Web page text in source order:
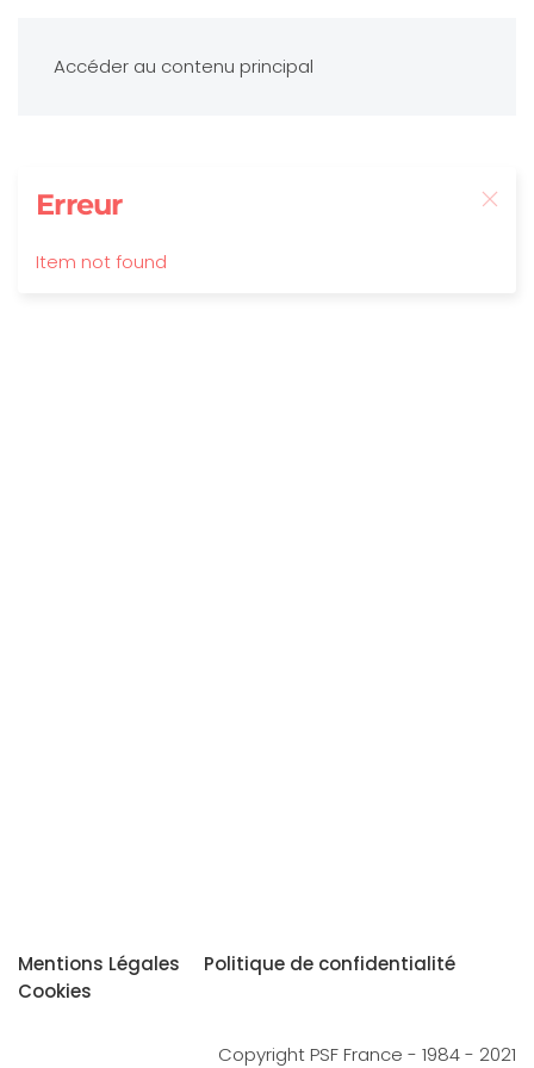
Accéder au contenu principal
Erreur
Item not found
Mentions Légales
Politique de confidentialité
Cookies
Copyright PSF France - 1984 - 2021